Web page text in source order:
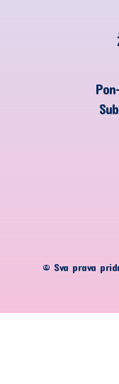
© Sva prava